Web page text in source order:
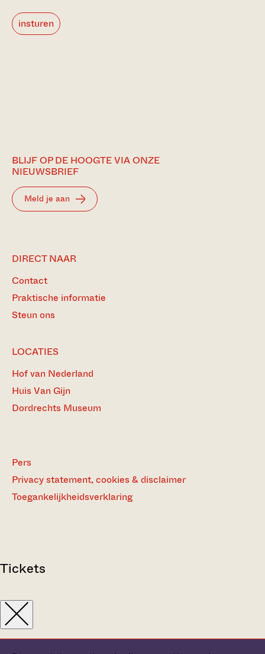
insturen
BLIJF OP DE HOOGTE VIA ONZE
NIEUWSBRIEF
Meld je aan
DIRECT NAAR
Contact
Praktische informatie
Steun ons
LOCATIES
Hof van Nederland
Huis Van Gijn
Dordrechts Museum
Pers
Privacy statement, cookies & disclaimer
Toegankelijkheidsverklaring
Tickets